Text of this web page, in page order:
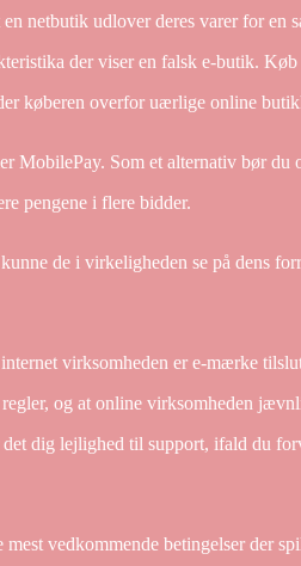
netbutik udlover deres varer for en
der viser en falsk e-butik.
køberen overfor uærlige online
MobilePay. Som et alternativ bør du
pengene i flere bidder.
de i virkeligheden se på dens
virksomheden er e-mærke
og at online virksomheden
dig lejlighed til support, ifald du
vedkommende betingelser der